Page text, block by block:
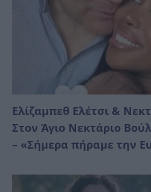
Ελίζαμπεθ Ελέτσι &
Στον Άγιο Νεκτάριο
– «Σήμερα πήραμε την